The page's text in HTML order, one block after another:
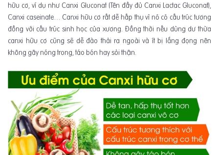
hữu cơ, ví dụ như Canxi Gluconat (Tên đầy đủ Canxi Lactac Gluconat),
Canxi caseinate… Canxi hữu cơ rất dễ hấp thụ vì nó có cấu trúc tương
đồng với cấu trúc sinh học của xương. Đồng thời nếu dùng dư thừa
canxi hữu cơ cũng sẽ dễ đào thải ra ngoài và ít bị lắng đọng nên
không gây nóng trong, táo bón hay sỏi thận.